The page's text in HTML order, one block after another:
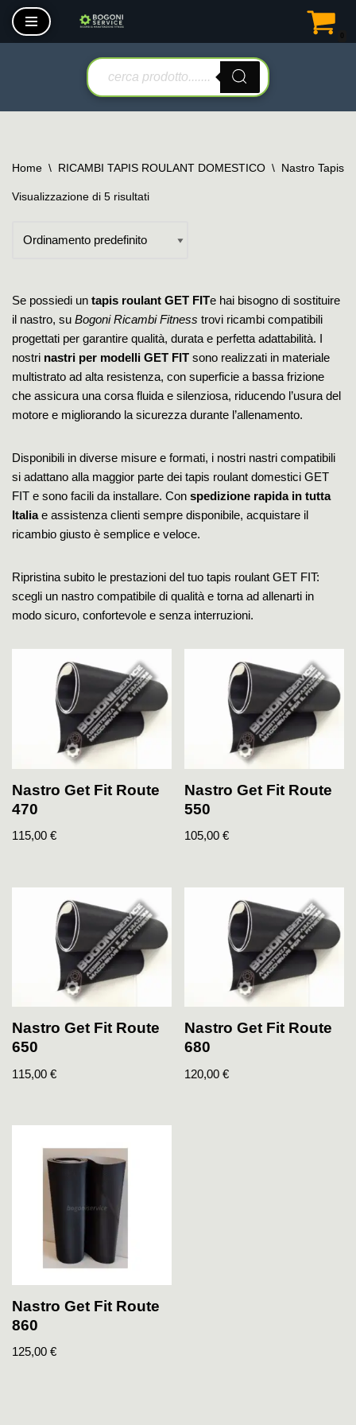
Vai
Home \ RICAMBI TAPIS ROULANT DOMESTICO \ Nastro Tapis
Visualizzazione di 5 risultati
Se possiedi un tapis roulant GET FITe hai bisogno di sostituire
il nastro, su Bogoni Ricambi Fitness trovi ricambi compatibili
progettati per garantire qualità, durata e perfetta adattabilità. I
nostri nastri per modelli GET FIT sono realizzati in materiale
multistrato ad alta resistenza, con superficie a bassa frizione
che assicura una corsa fluida e silenziosa, riducendo l’usura del
motore e migliorando la sicurezza durante l’allenamento.
Disponibili in diverse misure e formati, i nostri nastri compatibili
si adattano alla maggior parte dei tapis roulant domestici GET
FIT e sono facili da installare. Con spedizione rapida in tutta
Italiae assistenza clienti sempre disponibile, acquistare il
ricambio giusto è semplice e veloce.
Ripristina subito le prestazioni del tuo tapis roulant GET FIT:
scegli un nastro compatibile di qualità e torna ad allenarti in
modo sicuro, confortevole e senza interruzioni.
Nastro Get Fit Route
470
115,00 €
Nastro Get Fit Route
550
105,00€
Nastro Get Fit Route
650
115,00 €
Nastro Get Fit Route
680
120,00€
Nastro Get Fit Route
860
125,00 €